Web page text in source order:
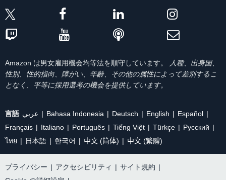
Amazon は男女雇用機会均等法を順守しています。
人種、出身国、
性別、性的指向、障がい、年齢、その他の属性によって差別するこ
となく、平等に採用選考の機会を提供しています。
言語 عربي Bahasa Indonesia Deutsch English
Español
Français
Italiano Português Tiếng Việt Türkçe
Ρусский
ไทย
日本語 한국어 中文 (简体) 中文 (繁體)
プライバシー | アクセシビリティ | サイト規約 |